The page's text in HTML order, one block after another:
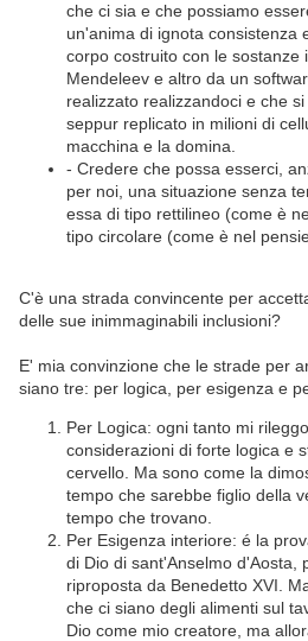
che ci sia e che possiamo
un'anima di ignota consistenza
corpo costruito con le sostanze
Mendeleev e altro da un
realizzato realizzandoci e che
seppur replicato in milioni di
macchina e la domina.
- Credere che possa esserci,
per noi, una situazione senza
essa di tipo rettilineo (come è
tipo circolare (come è nel
C'è una strada convincente per
delle sue inimmaginabili inclusioni?
E' mia convinzione che le strade per
siano tre: per logica, per esigenza e
Per Logica: ogni tanto mi
considerazioni di forte logica e
cervello. Ma sono come la
tempo che sarebbe figlio della
tempo che trovano.
Per Esigenza interiore: é la
di Dio di sant'Anselmo d'Aosta,
riproposta da Benedetto XVI.
che ci siano degli alimenti sul
Dio come mio creatore, ma